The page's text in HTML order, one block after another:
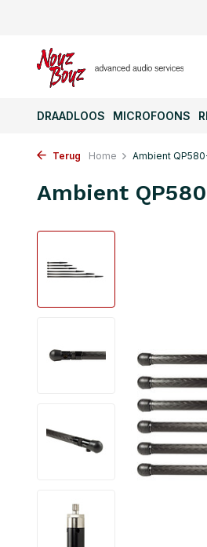
DRAADLOOS MICROFOONS
Terug Home Ambient
Ambient